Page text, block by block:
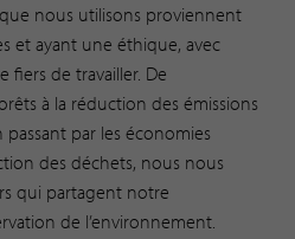
nous utilisons proviennent
et ayant une éthique, avec
fiers de travailler. De
à la réduction des émissions
par les économies
des déchets, nous nous
qui partagent notre
de l’environnement.